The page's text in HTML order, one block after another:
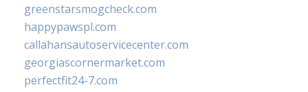
greenstarsmogcheck.com
happypawspl.com
callahansautoservicecenter.com
georgiascornermarket.com
perfectfit24-7.com